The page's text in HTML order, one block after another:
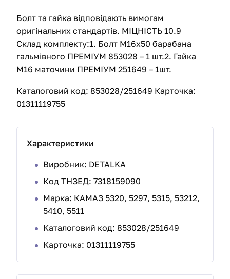
Болт та гайка відповідають вимогам
оригінальних стандартів. МІЦНІСТЬ 10.9
Склад комплекту:1. Болт М16х50 барабана
гальмівного ПРЕМІУМ 853028 – 1 шт.2. Гайка
М16 маточини ПРЕМІУМ 251649 – 1шт.
Каталоговий код: 853028/251649 Карточка:
01311119755
Характеристики
Виробник: DETALKA
Код ТНЗЕД: 7318159090
Марка: КАМАЗ 5320, 5297, 5315, 53212,
5410, 5511
Каталоговий код: 853028/251649
Карточка: 01311119755